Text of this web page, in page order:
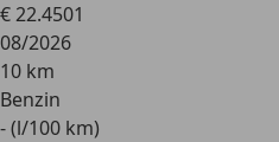
€ 22.4501
08/2026
10 km
Benzin
- (l/100 km)